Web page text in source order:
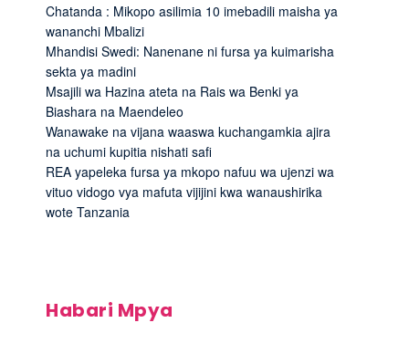
Chatanda : Mikopo asilimia 10 imebadili maisha ya
wananchi Mbalizi
Mhandisi Swedi: Nanenane ni fursa ya kuimarisha
sekta ya madini
Msajili wa Hazina ateta na Rais wa Benki ya
Biashara na Maendeleo
Wanawake na vijana waaswa kuchangamkia ajira
na uchumi kupitia nishati safi
REA yapeleka fursa ya mkopo nafuu wa ujenzi wa
vituo vidogo vya mafuta vijijini kwa wanaushirika
wote Tanzania
Habari Mpya